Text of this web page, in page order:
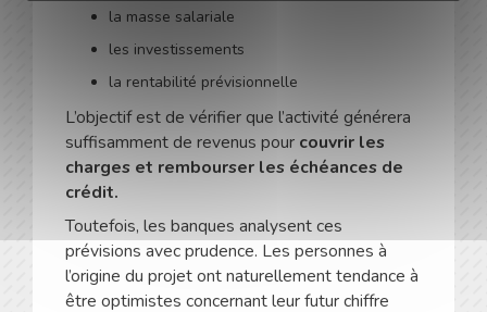
la masse salariale
les investissements
la rentabilité prévisionnelle
L’objectif est de vérifier que l’activité générera
suffisamment de revenus pour couvrir les
charges et rembourser les échéances de
crédit.
Toutefois, les banques analysent ces
prévisions avec prudence. Les personnes à
l’origine du projet ont naturellement tendance à
être optimistes concernant leur futur chiffre